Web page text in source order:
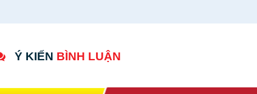
Ý KIẾN BÌNH LUẬN